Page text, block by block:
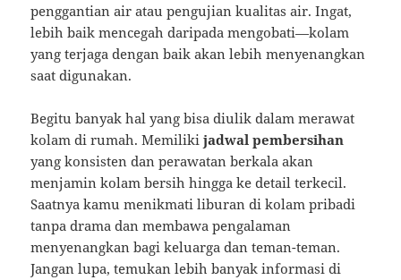
penggantian air atau pengujian kualitas air. Ingat,
lebih baik mencegah daripada mengobati—kolam
yang terjaga dengan baik akan lebih menyenangkan
saat digunakan.
Begitu banyak hal yang bisa diulik dalam merawat
kolam di rumah. Memilikijadwal pembersihan
yang konsisten dan perawatan berkala akan
menjamin kolam bersih hingga ke detail terkecil.
Saatnya kamu menikmati liburan di kolam pribadi
tanpa drama dan membawa pengalaman
menyenangkan bagi keluarga dan teman-teman.
Jangan lupa, temukan lebih banyak informasi di